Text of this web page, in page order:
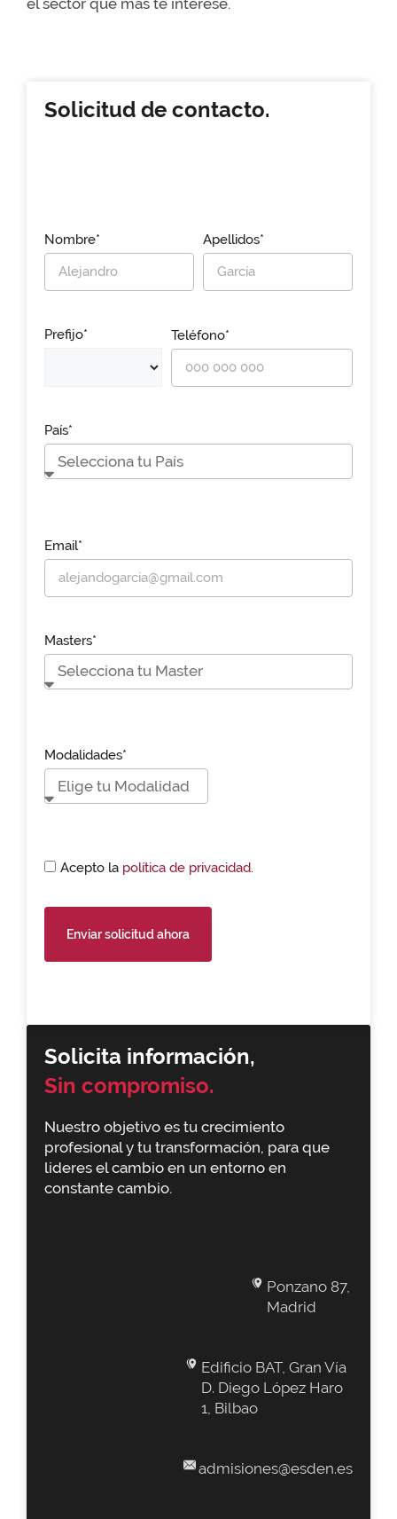
Solicita información,
Sin compromiso.
Nuestro objetivo es tu crecimiento
profesional y tu transformación, para que
lideres el cambio en un entorno en
constante cambio.
Ponzano 87,
Madrid
Edificio BAT, Gran Vía
D. Diego López Haro
1, Bilbao
admisiones@esden.es
Solicitud de contacto.
Nombre* Apellidos*
Prefijo* Teléfono*
País*
Email*
Masters*
Modalidades*
Acepto la política de privacidad.
Enviar solicitud ahora